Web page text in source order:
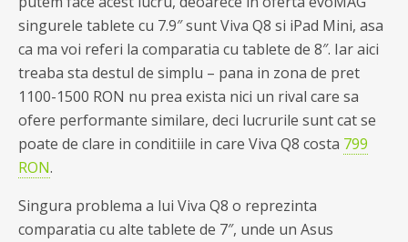
singurele tablete cu 7.9″ sunt Viva Q8 si iPad Mini, asa
ca ma voi referi la comparatia cu tablete de 8″. Iar aici
treaba sta destul de simplu – pana in zona de pret
1100-1500 RON nu prea exista nici un rival care sa
ofere performante similare, deci lucrurile sunt cat se
poate de clare in conditiile in care Viva Q8 costa 799
RON.
Singura problema a lui Viva Q8 o reprezinta
comparatia cu alte tablete de 7″, unde un Asus